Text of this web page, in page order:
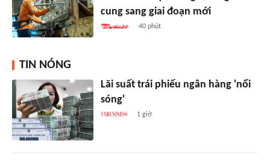
cung sang giai đoạn mới
40 phút
TIN NÓNG
Lãi suất trái phiếu ngân hàng 'nổi
sóng'
1 giờ